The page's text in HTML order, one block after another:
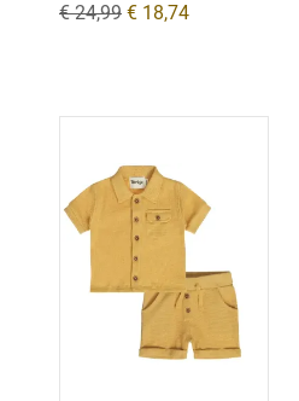
€ 24,99 € 18,74